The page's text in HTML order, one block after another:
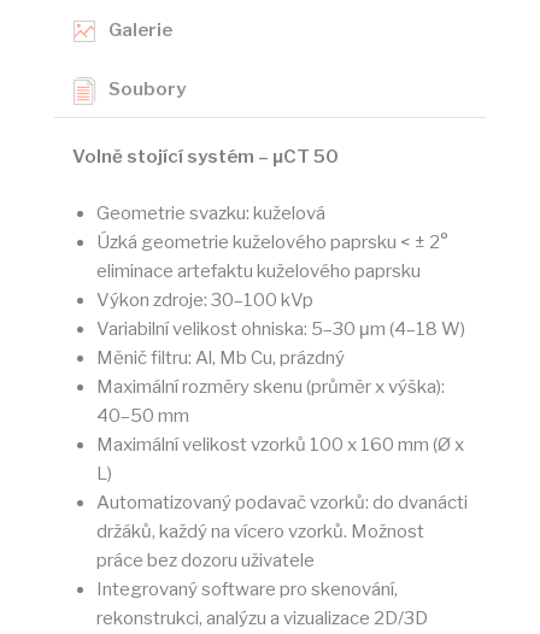
Galerie
Soubory
Volně stojící systém – μCT 50
Geometrie svazku: kuželová
Úzká geometrie kuželového paprsku < ± 2°
eliminace artefaktu kuželového paprsku
Výkon zdroje: 30–100 kVp
Variabilní velikost ohniska: 5–30 μm (4–18 W)
Měnič filtru: Al, Mb Cu, prázdný
Maximální rozměry skenu (průměr x výška):
40–50 mm
Maximální velikost vzorků 100 x 160 mm (Ø x
L)
Automatizovaný podavač vzorků: do dvanácti
držáků, každý na vícero vzorků. Možnost
práce bez dozoru uživatele
Integrovaný software pro skenování,
rekonstrukci, analýzu a vizualizace 2D/3D